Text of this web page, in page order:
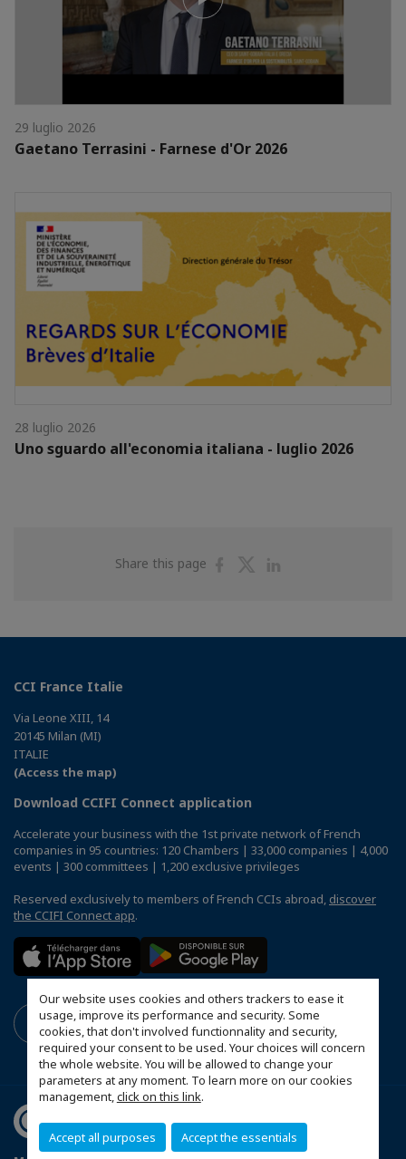
Our website uses cookies and others trackers to ease it
usage, improve its performance and security. Some
cookies, that don't involved functionnality and security,
required your consent to be used. Your choices will concern
the whole website. You will be allowed to change your
parameters at any moment. To learn more on our cookies
management,click on this link.
Accept all purposes Accept the essentials
29 luglio 2026
Gaetano Terrasini - Farnese d'Or 2026
28 luglio 2026
Uno sguardo all'economia italiana - luglio 2026
Share this page
ShareShare
CCI France Italie
Via Leone XIII, 14
20145 Milan (MI)
ITALIE
(Access the map)
Download CCIFI Connect application
Accelerate your business with the 1st private network of French
companies in 95 countries: 120 Chambers | 33,000 companies | 4,000
events | 300 committees | 1,200 exclusive privileges
Reserved exclusively to members of French CCIs abroad, discover
the CCIFI Connect app.